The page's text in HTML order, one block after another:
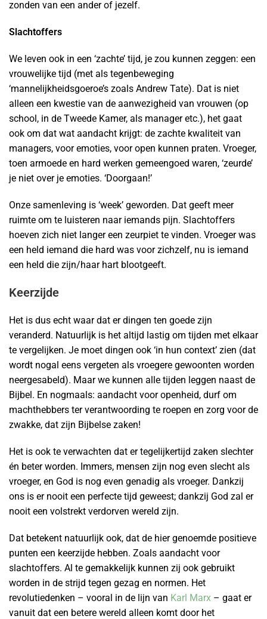
zonden van een ander of jezelf.
Slachtoffers
We leven ook in een ‘zachte’ tijd, je zou kunnen zeggen: een
vrouwelijke tijd (met als tegenbeweging
‘mannelijkheidsgoeroe’s zoals Andrew Tate). Dat is niet
alleen een kwestie van de aanwezigheid van vrouwen (op
school, in de Tweede Kamer, als manager etc.), het gaat
ook om dat wat aandacht krijgt: de zachte kwaliteit van
managers, voor emoties, voor open kunnen praten. Vroeger,
toen armoede en hard werken gemeengoed waren, ‘zeurde’
je niet over je emoties. ‘Doorgaan!’
Onze samenleving is ‘week’ geworden. Dat geeft meer
ruimte om te luisteren naar iemands pijn. Slachtoffers
hoeven zich niet langer een zeurpiet te vinden. Vroeger was
een held iemand die hard was voor zichzelf, nu is iemand
een held die zijn/haar hart blootgeeft.
Keerzijde
Het is dus echt waar dat er dingen ten goede zijn
veranderd. Natuurlijk is het altijd lastig om tijden met elkaar
te vergelijken. Je moet dingen ook ‘in hun context’ zien (dat
wordt nogal eens vergeten als vroegere gewoonten worden
neergesabeld). Maar we kunnen alle tijden leggen naast de
Bijbel. En nogmaals: aandacht voor openheid, durf om
machthebbers ter verantwoording te roepen en zorg voor de
zwakke, dat zijn Bijbelse zaken!
Het is ook te verwachten dat er tegelijkertijd zaken slechter
én beter worden. Immers, mensen zijn nog even slecht als
vroeger, en God is nog even genadig als vroeger. Dankzij
ons is er nooit een perfecte tijd geweest; dankzij God zal er
nooit een volstrekt verdorven wereld zijn.
Dat betekent natuurlijk ook, dat de hier genoemde positieve
punten een keerzijde hebben. Zoals aandacht voor
slachtoffers. Al te gemakkelijk kunnen zij ook gebruikt
worden in de strijd tegen gezag en normen. Het
revolutiedenken – vooral in de lijn van Karl Marx – gaat er
vanuit dat een betere wereld alleen komt door het